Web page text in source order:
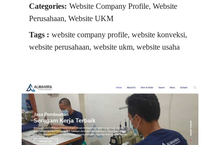
Categories: Website Company Profile, Website
Perusahaan, Website UKM
Tags : website company profile, website konveksi,
website perusahaan, website ukm, website usaha